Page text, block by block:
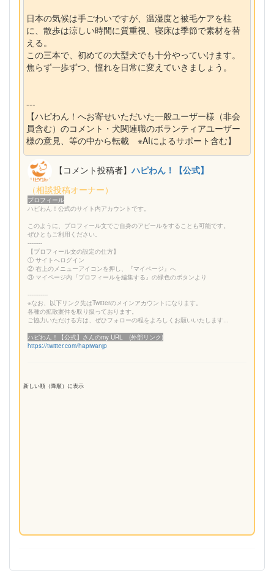
日本の気候は手ごわいですが、温湿度と被毛ケアを柱
に、散歩は涼しい時間に質重視、寝床は季節で素材を替
える。
この三本で、初めての大型犬でも十分やっていけます。
焦らず一歩ずつ、憧れを日常に変えていきましょう。
---
【ハピわん！へお寄せいただいた一般ユーザー様（非会
員含む）のコメント・犬関連職のボランティアユーザー
様の意見、等の中から転載 ※AIによるサポート含む】
【コメント投稿者】ハピわん！【公式】
（相談投稿オーナー）
プロフィール
ハピわん！公式のサイト内アカウントです。
このように、プロフィール文でご自身のアピールをすることも可能です。
ぜひともご利用ください。
--------
【プロフィール文の設定の仕方】
① サイトへログイン
② 右上のメニューアイコンを押し、『マイページ』へ
③ マイページ内『プロフィールを編集する』の緑色のボタンより
-----------
※なお、以下リンク先はTwitterのメインアカウントになります。
各種の拡散案件を取り扱っております。
ご協力いただける方は、ぜひフォローの程をよろしくお願いいたします...
ハピわん！【公式】さんのmy URL (外部リンク)
https://twitter.com/hapiwanjp
新しい順（降順）に表示